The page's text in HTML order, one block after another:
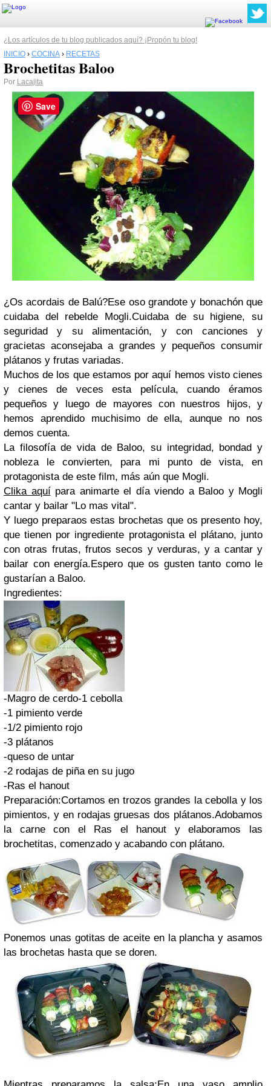
¿Los artículos de tu blog publicados aquí? ¡Propón tu blog!
INICIO › COCINA › RECETAS
Brochetitas Baloo
Por Lacajita
¿Os acordais de Balú?Ese oso grandote y bonachón que
cuidaba del rebelde Mogli.Cuidaba de su higiene, su
seguridad y su alimentación, y con canciones y
gracietas aconsejaba a grandes y pequeños consumir
plátanos y frutas variadas.
Muchos de los que estamos por aquí hemos visto cienes
y cienes de veces esta película, cuando éramos
pequeños y luego de mayores con nuestros hijos, y
hemos aprendido muchisimo de ella, aunque no nos
demos cuenta.
La filosofía de vida de Baloo, su integridad, bondad y
nobleza le convierten, para mi punto de vista, en
protagonista de este film, más aún que Mogli.
Clika aquípara animarte el día viendo a Baloo y Mogli
cantar y bailar "Lo mas vital".
Y luego preparaos estas brochetas que os presento hoy,
que tienen por ingrediente protagonista el plátano, junto
con otras frutas, frutos secos y verduras, y a cantar y
bailar con energía.Espero que os gusten tanto como le
gustarían a Baloo.
Ingredientes:
-Magro de cerdo-1 cebolla
-1 pimiento verde
-1/2 pimiento rojo
-3 plátanos
-queso de untar
-2 rodajas de piña en su jugo
-Ras el hanout
Preparación:Cortamos en trozos grandes la cebolla y los
pimientos, y en rodajas gruesas dos plátanos.Adobamos
la carne con el Ras el hanout y elaboramos las
brochetitas, comenzado y acabando con plátano.
Ponemos unas gotitas de aceite en la plancha y asamos
las brochetas hasta que se doren.
Save